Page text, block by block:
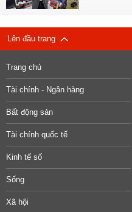
Lên đầu trang
Trang chủ
Tài chính - Ngân hàng
Bất động sản
Tài chính quốc tế
Kinh tế số
Sống
Xã hội